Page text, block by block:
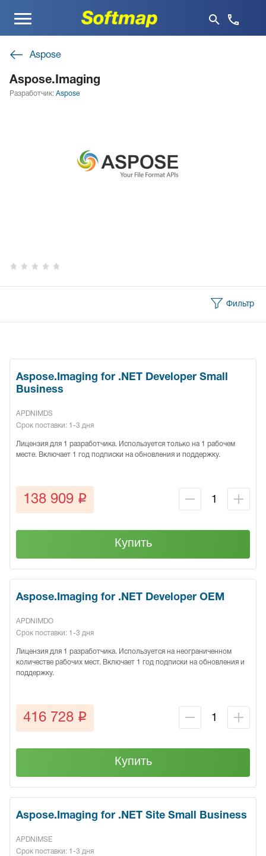
Меню
Aspose
Aspose.Imaging
Разработчик: Aspose
Фильтр
Aspose.Imaging for .NET Developer Small
Business
APDNIMDS
Срок поставки: 1-3 дня
Лицензия для 1 разработчика. Используется только на 1 рабочем
месте. Включает 1 год подписки на обновления и поддержку.
138 909 q
Купить
Aspose.Imaging for .NET Developer OEM
APDNIMDO
Срок поставки: 1-3 дня
Лицензия для 1 разработчика. Используется на неограниченном
количестве рабочих мест. Включает 1 год подписки на обновления и
поддержку.
416 728 q
Купить
Aspose.Imaging for .NET Site Small Business
APDNIMSE
Срок поставки: 1-3 дня